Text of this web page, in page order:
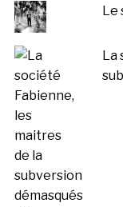
Le
La